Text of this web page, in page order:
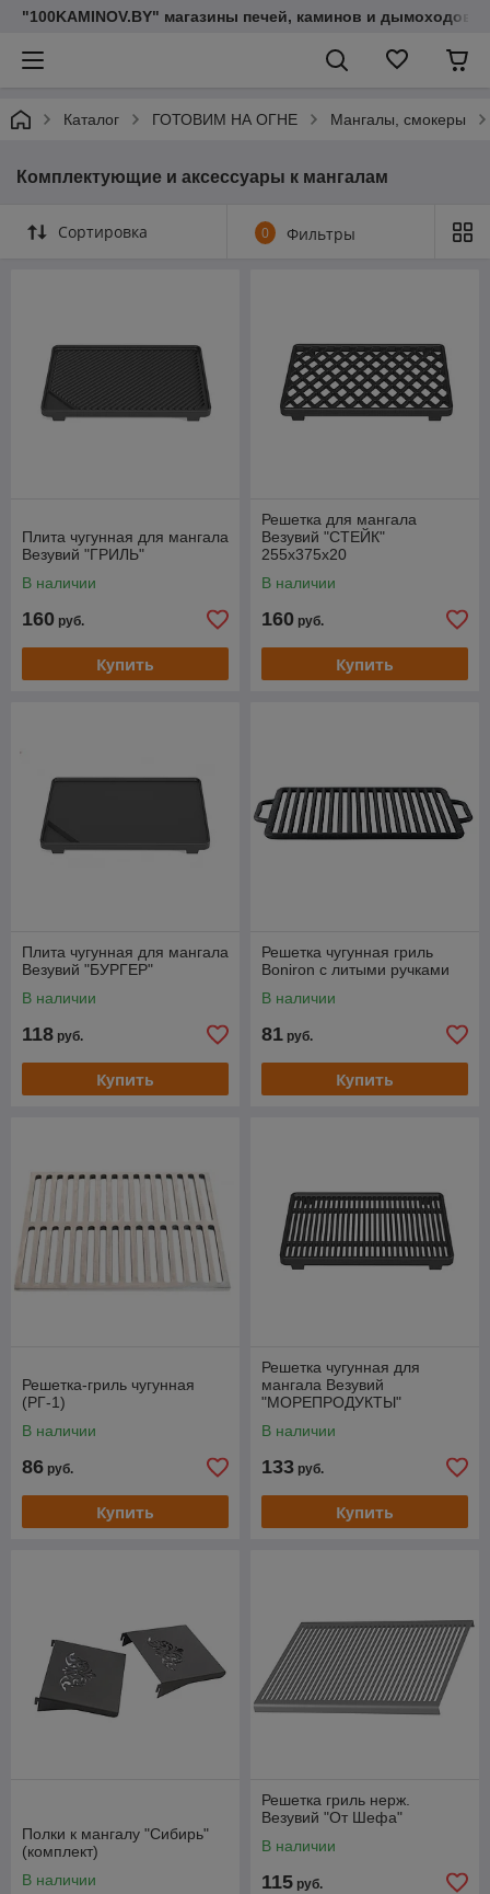
"100KAMINOV.BY" магазины печей, каминов и дымоходов
Каталог ГОТОВИМ НА ОГНЕ Мангалы, смокеры
Комплектующие и аксессуары к мангалам
Сортировка 0 Фильтры
Плита чугунная для мангала
Везувий "ГРИЛЬ"
В наличии
160 руб.
Купить
Решетка для мангала
Везувий "СТЕЙК"
255х375х20
В наличии
160 руб.
Купить
Плита чугунная для мангала
Везувий "БУРГЕР"
В наличии
118 руб.
Купить
Решетка чугунная гриль
Boniron с литыми ручками
В наличии
81 руб.
Купить
Решетка-гриль чугунная
(РГ-1)
В наличии
86 руб.
Купить
Решетка чугунная для
мангала Везувий
"МОРЕПРОДУКТЫ"
В наличии
133 руб.
Купить
Полки к мангалу "Сибирь"
(комплект)
В наличии
Решетка гриль нерж.
Везувий "От Шефа"
В наличии
115 руб.